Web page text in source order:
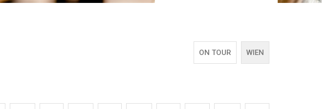
ON TOUR WIEN